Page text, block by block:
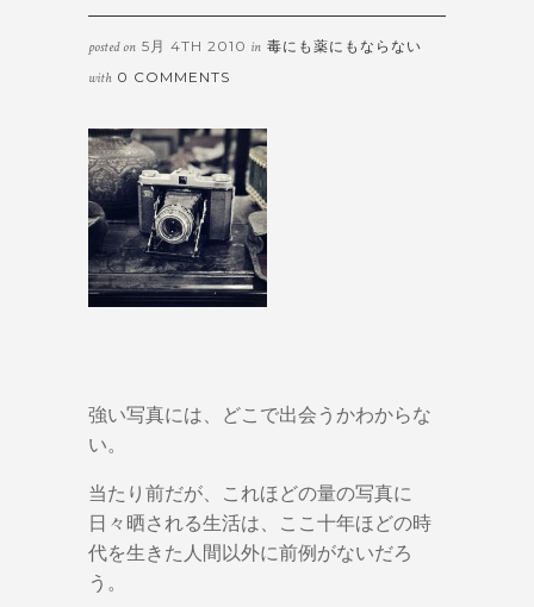
posted on 5月 4TH 2010 in 毒にも薬にもならない
with 0 COMMENTS
強い写真には、どこで出会うかわからな
い。
当たり前だが、これほどの量の写真に
日々晒される生活は、ここ十年ほどの時
代を生きた人間以外に前例がないだろ
う。